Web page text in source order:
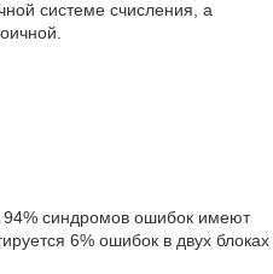
системе счисления, а
94% синдромов ошибок имеют
6% ошибок в двух блоках